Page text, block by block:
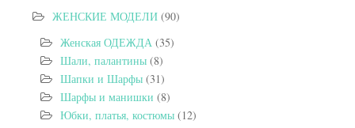
ЖЕНСКИЕ МОДЕЛИ (90)
Женская ОДЕЖДА (35)
Шали, палантины (8)
Шапки и Шарфы (31)
Шарфы и манишки (8)
Юбки, платья, костюмы (12)